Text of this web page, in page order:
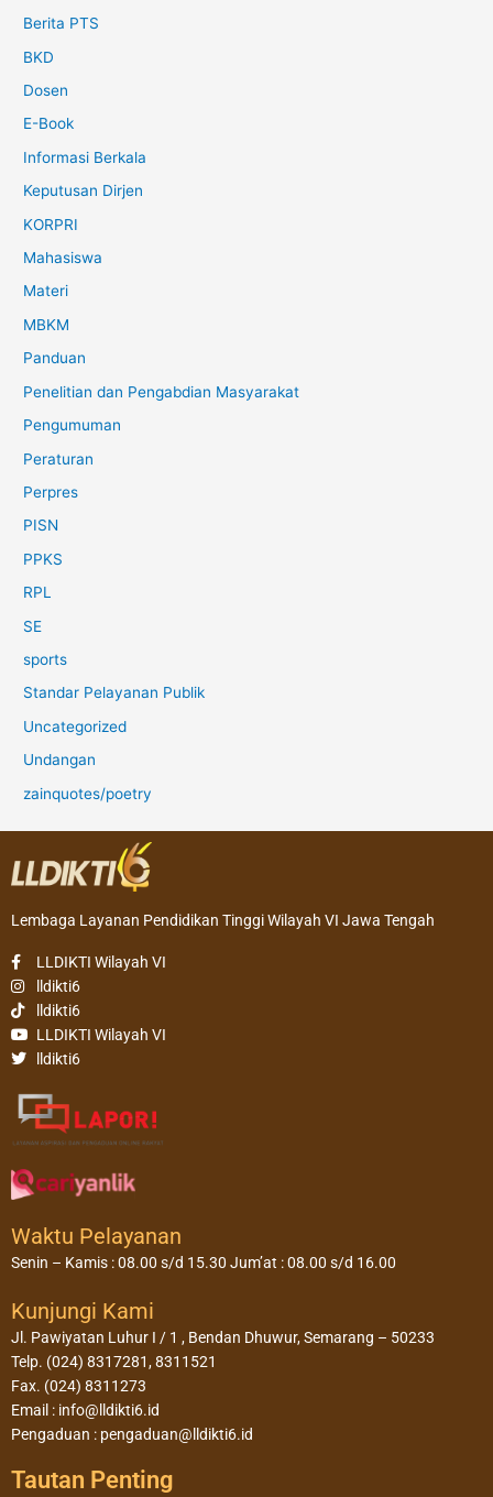
Berita PTS
BKD
Dosen
E-Book
Informasi Berkala
Keputusan Dirjen
KORPRI
Mahasiswa
Materi
MBKM
Panduan
Penelitian dan Pengabdian Masyarakat
Pengumuman
Peraturan
Perpres
PISN
PPKS
RPL
SE
sports
Standar Pelayanan Publik
Uncategorized
Undangan
zainquotes/poetry
Lembaga Layanan Pendidikan Tinggi Wilayah VI Jawa Tengah
LLDIKTI Wilayah VI
lldikti6
lldikti6
LLDIKTI Wilayah VI
lldikti6
Waktu Pelayanan
Senin – Kamis : 08.00 s/d 15.30 Jum’at : 08.00 s/d 16.00
Kunjungi Kami
Jl. Pawiyatan Luhur I / 1 , Bendan Dhuwur, Semarang – 50233
Telp. (024) 8317281, 8311521
Fax. (024) 8311273
Email : info@lldikti6.id
Pengaduan : pengaduan@lldikti6.id
Tautan Penting